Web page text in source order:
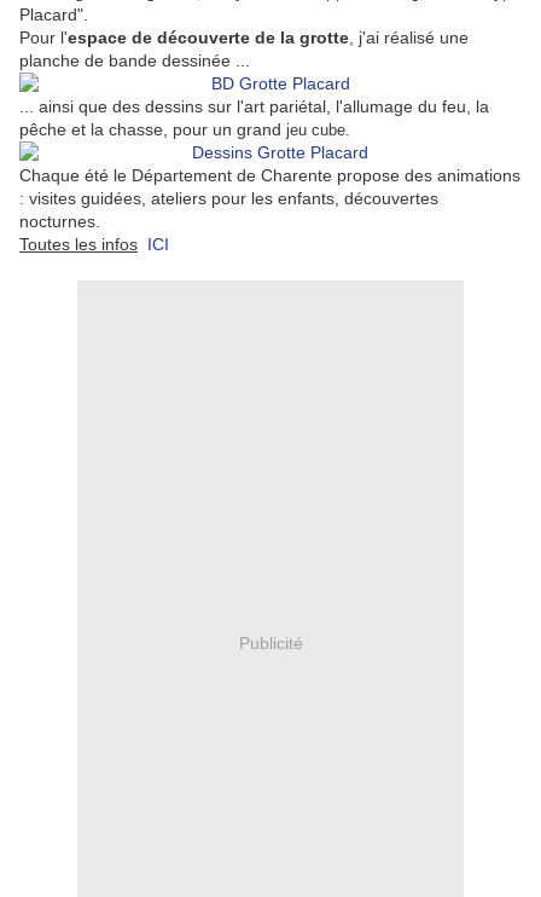
Placard".
Pour l'espace de découverte de la grotte , j'ai réalisé une
planche de bande dessinée ...
... ainsi que des dessins sur l'art pariétal, l'allumage du feu, la
pêche et la chasse, pour un grand jeu cube.
Chaque été le Département de Charente propose des animations
: visites guidées, ateliers pour les enfants, découvertes
nocturnes.
Toutes les infos ICI
Publicité